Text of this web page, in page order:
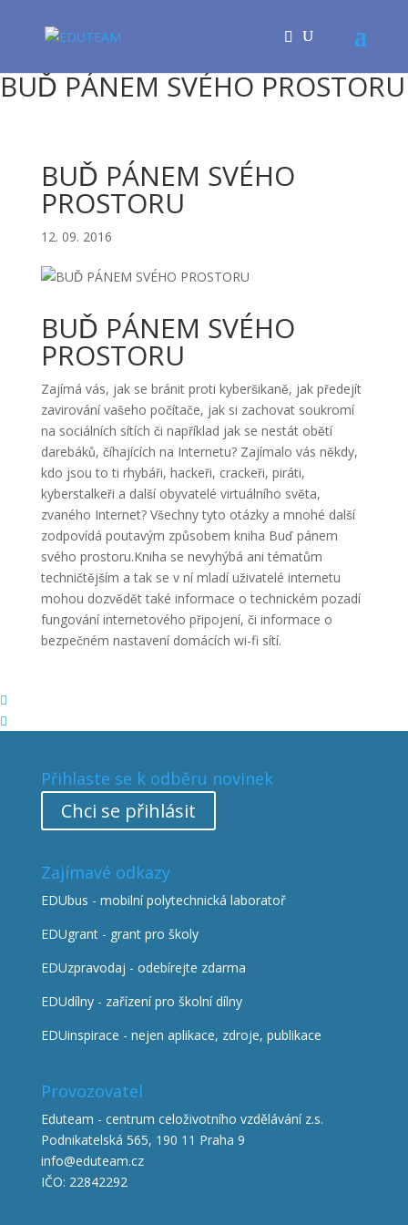
BUĎ PÁNEM SVÉHO PROSTORU
BUĎ PÁNEM SVÉHO
PROSTORU
12. 09. 2016
BUĎ PÁNEM SVÉHO
PROSTORU
Zajímá vás, jak se bránit proti kyberšikaně, jak předejít
zavirování vašeho počítače, jak si zachovat soukromí
na sociálních sítích či například jak se nestát obětí
darebáků, číhajících na Internetu? Zajímalo vás někdy,
kdo jsou to ti rhybáři, hackeři, crackeři, piráti,
kyberstalkeři a další obyvatelé virtuálního světa,
zvaného Internet? Všechny tyto otázky a mnohé další
zodpovídá poutavým způsobem kniha Buď pánem
svého prostoru.Kniha se nevyhýbá ani tématům
techničtějším a tak se v ní mladí uživatelé internetu
mohou dozvědět také informace o technickém pozadí
fungování internetového připojení, či informace o
bezpečném nastavení domácích wi-fi sítí.


Přihlaste se k odběru novinek
Chci se přihlásit
Zajímavé odkazy
EDUbus - mobilní polytechnická laboratoř
EDUgrant - grant pro školy
EDUzpravodaj - odebírejte zdarma
EDUdílny - zařízení pro školní dílny
EDUinspirace - nejen aplikace, zdroje, publikace
Provozovatel
Eduteam - centrum celoživotního vzdělávání z.s.
Podnikatelská 565, 190 11 Praha 9
info@eduteam.cz
IČO: 22842292